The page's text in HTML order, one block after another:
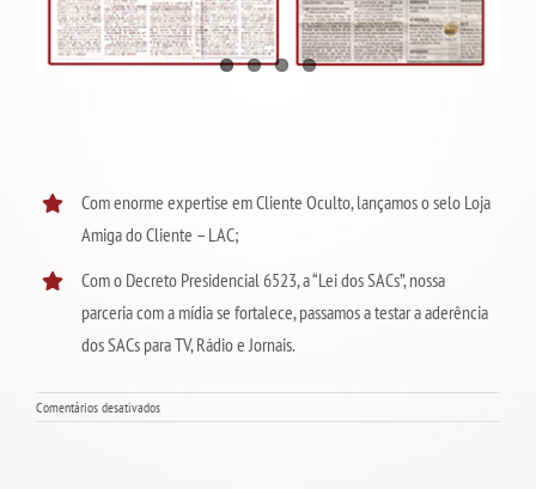
Com enorme expertise em Cliente Oculto, lançamos o selo Loja
Amiga do Cliente – LAC;
Com o Decreto Presidencial 6523, a “Lei dos SACs”, nossa
parceria com a mídia se fortalece, passamos a testar a aderência
dos SACs para TV, Rádio e Jornais.
Comentários desativadosem
2008